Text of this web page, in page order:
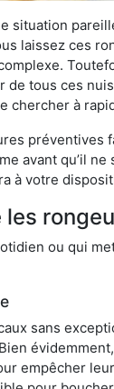
situation
laissez ces
tous ces
chercher à
préventives
avant qu’il
à votre
ou qui
sans
empêcher